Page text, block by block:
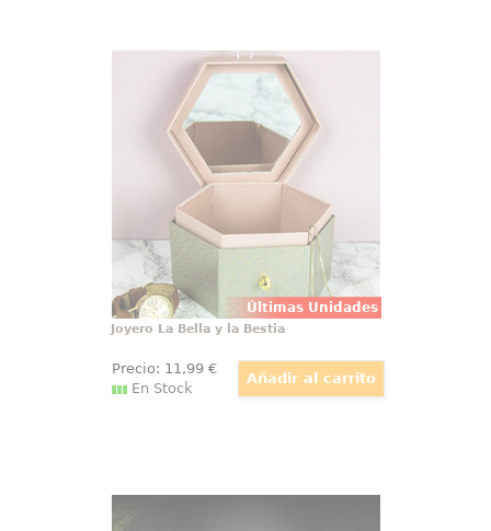
Últimas Unidades
Joyero La Bella y la Bestia
La belleza se encuentra en el
interior especialmente con este
precioso joyero de La Bella y la
Bestia, es el regalo ideal como
primer joyero para las princesas
Disney que dará un toque
encantador a su dormitorio o
tocador
Joyero La Bella y la Bestia
Precio: 11,99€
En Stock